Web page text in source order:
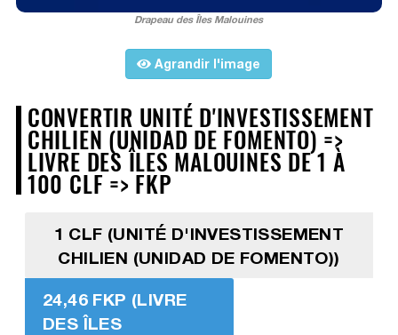
Drapeau des Îles Malouines
Agrandir l'image
CONVERTIR UNITÉ D'INVESTISSEMENT
CHILIEN (UNIDAD DE FOMENTO) =>
LIVRE DES ÎLES MALOUINES DE 1 À
100 CLF => FKP
1 CLF (UNITÉ D'INVESTISSEMENT
CHILIEN (UNIDAD DE FOMENTO))
24,46 FKP (LIVRE
DES ÎLES